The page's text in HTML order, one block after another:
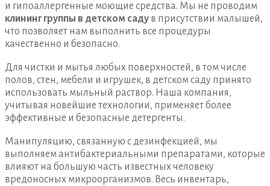
и гипоаллергенные моющие средства. Мы не проводим
клининг группы в детском саду в присутствии малышей,
что позволяет нам выполнить все процедуры
качественно и безопасно.
Для чистки и мытья любых поверхностей, в том числе
полов, стен, мебели и игрушек, в детском саду принято
использовать мыльный раствор. Наша компания,
учитывая новейшие технологии, применяет более
эффективные и безопасные детергенты.
Манипуляцию, связанную с дезинфекцией, мы
выполняем антибактериальными препаратами, которые
влияют на большую часть известных человеку
вредоносных микроорганизмов. Весь инвентарь,